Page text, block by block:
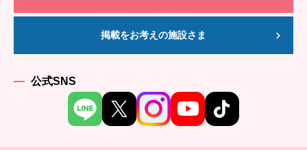
掲載をお考えの施設さま
公式SNS